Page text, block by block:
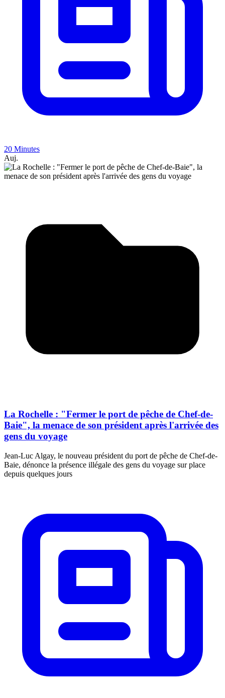
20 Minutes
Auj.
La Rochelle : "Fermer le port de pêche de Chef-de-
Baie", la menace de son président après l'arrivée des
gens du voyage
Jean-Luc Algay, le nouveau président du port de pêche de Chef-de-
Baie, dénonce la présence illégale des gens du voyage sur place
depuis quelques jours